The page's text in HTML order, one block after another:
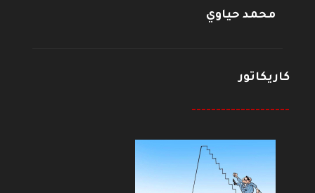
محمد حياوي
كاريكاتور
--------------------